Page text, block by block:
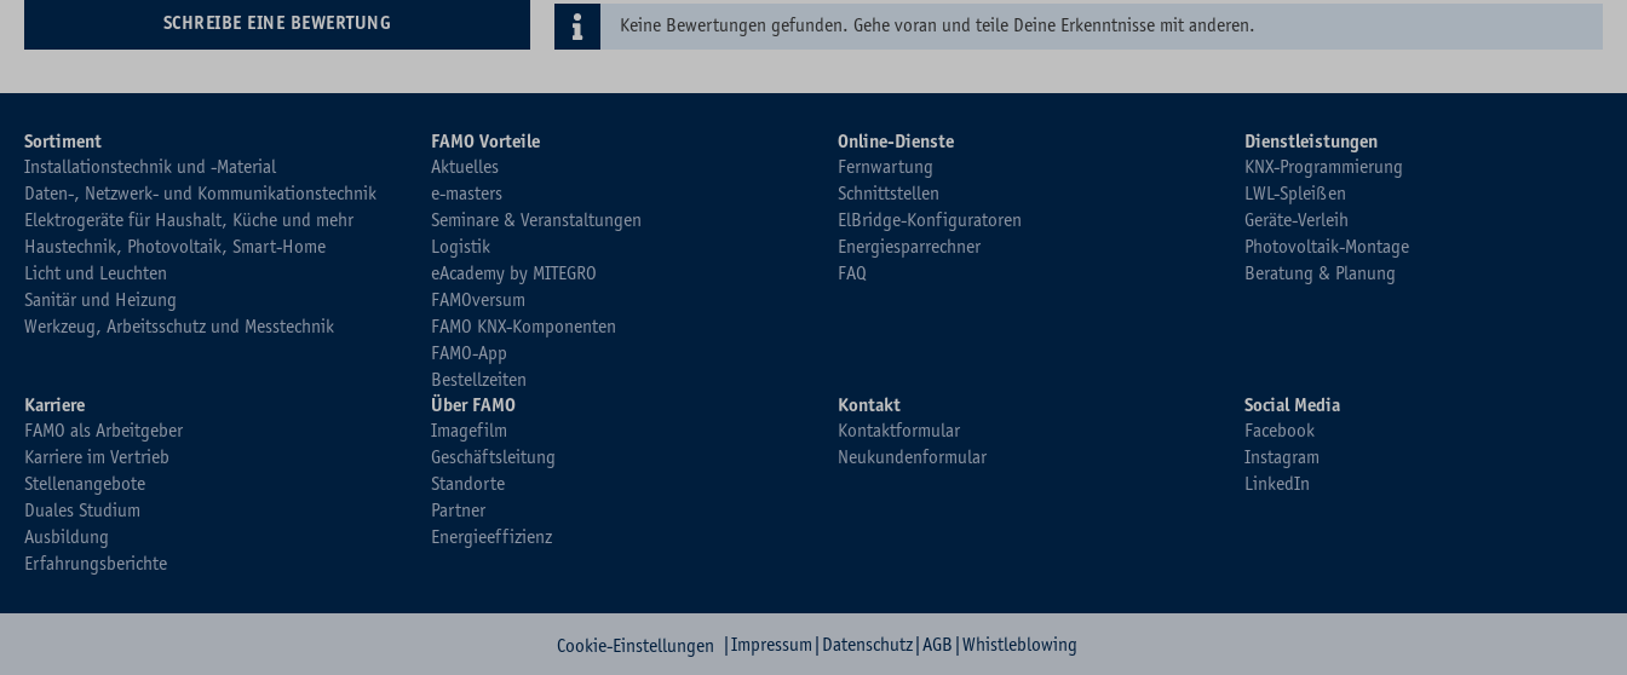
SCHREIBE EINE BEWERTUNG Keine Bewertungen gefunden. Gehe voran und teile Deine Erkenntnisse mit anderen.
Sortiment
Installationstechnik und -Material
Daten-, Netzwerk- und Kommunikationstechnik
Elektrogeräte für Haushalt, Küche und mehr
Haustechnik, Photovoltaik, Smart-Home
Licht und Leuchten
Sanitär und Heizung
Werkzeug, Arbeitsschutz und Messtechnik
FAMO Vorteile
Aktuelles
e-masters
Seminare & Veranstaltungen
Logistik
eAcademy by MITEGRO
FAMOversum
FAMO KNX-Komponenten
FAMO-App
Bestellzeiten
Online-Dienste
Fernwartung
Schnittstellen
ElBridge-Konfiguratoren
Energiesparrechner
FAQ
Dienstleistungen
KNX-Programmierung
LWL-Spleißen
Geräte-Verleih
Photovoltaik-Montage
Beratung & Planung
Karriere
FAMO als Arbeitgeber
Karriere im Vertrieb
Stellenangebote
Duales Studium
Ausbildung
Erfahrungsberichte
Über FAMO
Imagefilm
Geschäftsleitung
Standorte
Partner
Energieeffizienz
Kontakt
Kontaktformular
Neukundenformular
Social Media
Facebook
Instagram
LinkedIn
Cookie-Einstellungen Impressum Datenschutz AGB Whistleblowing